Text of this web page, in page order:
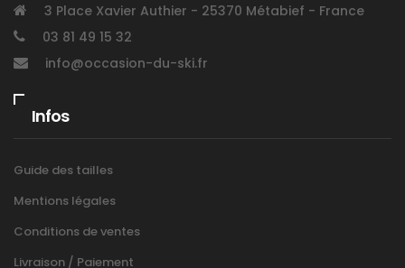
3 Place Xavier Authier - 25370 Métabief - France
03 81 49 15 32
info@occasion-du-ski.fr
Infos
Guide des tailles
Mentions légales
Conditions de ventes
Livraison / Paiement